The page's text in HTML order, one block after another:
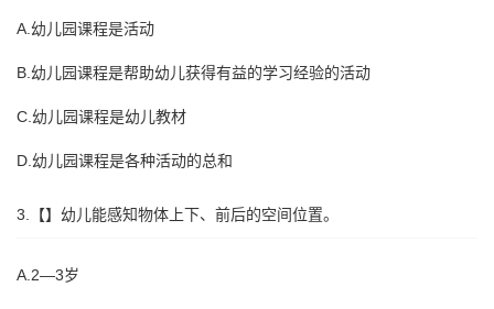
A.幼儿园课程是活动
B.幼儿园课程是帮助幼儿获得有益的学习经验的活动
C.幼儿园课程是幼儿教材
D.幼儿园课程是各种活动的总和
3.【】幼儿能感知物体上下、前后的空间位置。
A.2—3岁